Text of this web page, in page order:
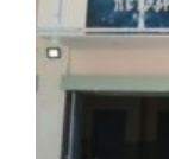
αναβάθμιση
πριν από 3
Δήμος
στις